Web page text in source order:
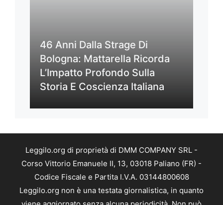
46 Anni Dalla Strage Di
Bologna: Mattarella Ricorda
L’Impatto Profondo Sulla
Storia E Coscienza Italiana
Leggilo.org di proprietà di DMM COMPANY SRL -
Corso Vittorio Emanuele II, 13, 03018 Paliano (FR) -
Codice Fiscale e Partita I.V.A. 03144800608
Leggilo.org non è una testata giornalistica, in quanto